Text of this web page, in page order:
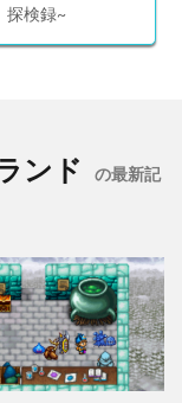
探検録~
ンド の最新記